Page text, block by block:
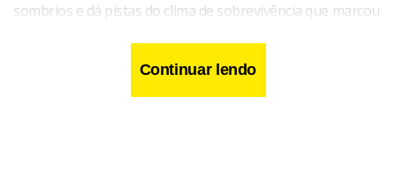
sombrios e dá pistas do clima de sobrevivência que marcou
Continuar lendo